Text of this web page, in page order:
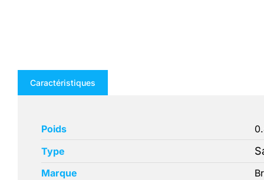
Caractéristiques
Poids
Type
Marque